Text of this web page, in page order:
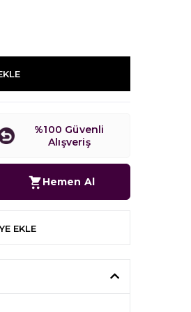
%100 Güvenli
Alışveriş
Hemen Al
EKLE